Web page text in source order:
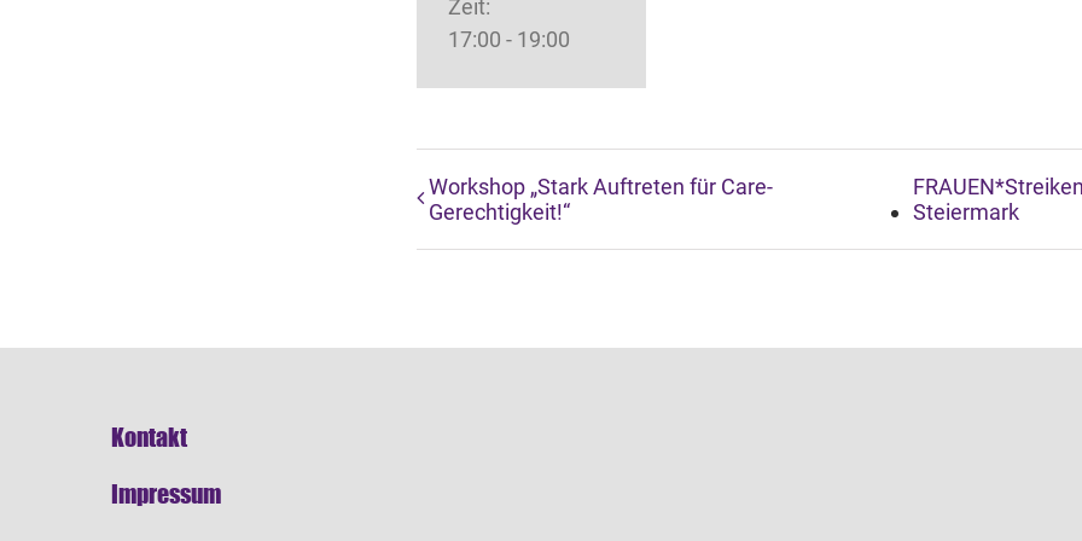
Zeit:
17:00 - 19:00
Workshop „Stark Auftreten für Care-
Gerechtigkeit!“
Steiermark
Kontakt
Impressum